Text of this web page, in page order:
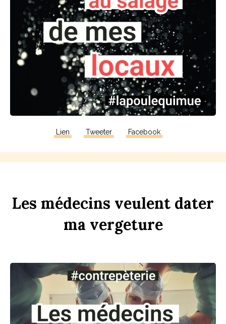
Lien Tweeter Facebook
Les médecins veulent dater
ma vergeture